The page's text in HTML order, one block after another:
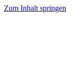
Zum Inhalt springen